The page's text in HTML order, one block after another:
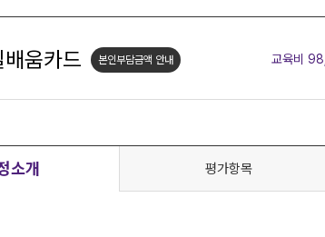
움카드 본인부담금액 안내 교육비
소개 평가항목